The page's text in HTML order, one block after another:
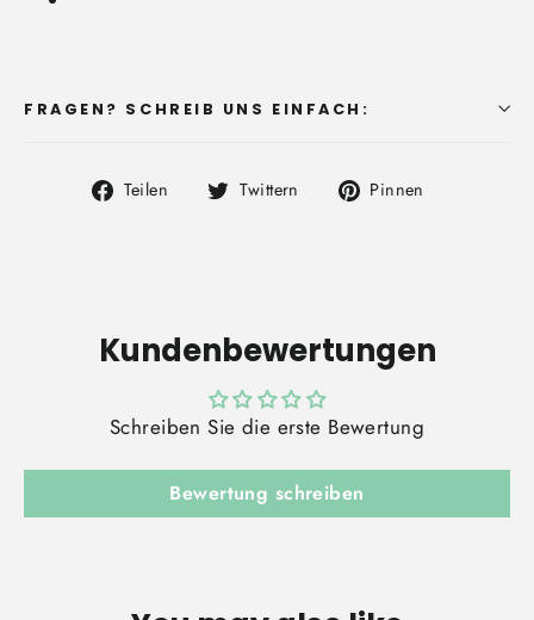
FRAGEN? SCHREIB UNS EINFACH:
Teilen
Auf
Twittern
Auf
Pinnen
Kundenbewertungen
Schreiben Sie die erste Bewertung
Bewertung schreiben